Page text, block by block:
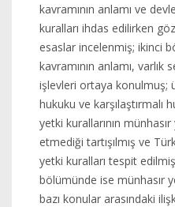
kavramının anlamı ve
kuralları ihdas edilirken
esaslar incelenmiş; ikinci
kavramının anlamı,
işlevleri ortaya konulmuş;
hukuku ve karşılaştırmalı
yetki kurallarının
etmediği tartışılmış ve
yetki kuralları tespit
bölümünde ise münhasır
bazı konular arasındaki